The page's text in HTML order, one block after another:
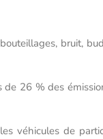
bruit,
de 26 % des
véhicules de